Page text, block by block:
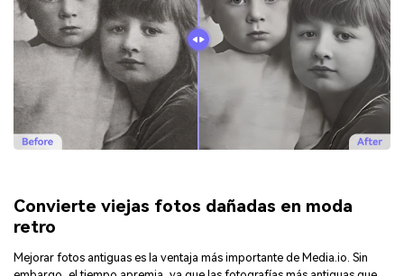
Convierte viejas fotos dañadas en moda
retro
Mejorar fotos antiguas es la ventaja más importante de Media.io. Sin